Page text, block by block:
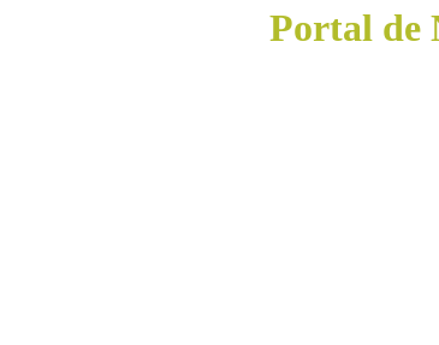
Portal de